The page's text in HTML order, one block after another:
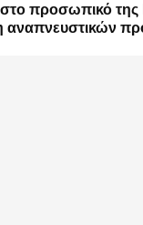
στο προσωπικό
αναπνευστικών